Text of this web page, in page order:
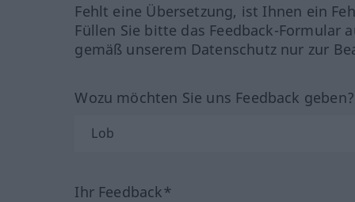
Fehlt eine Übersetzung, ist Ihnen ein
Füllen Sie bitte das Feedback-Formular
gemäß unserem Datenschutz nur zur
Wozu möchten Sie uns Feedback
Ihr Feedback*